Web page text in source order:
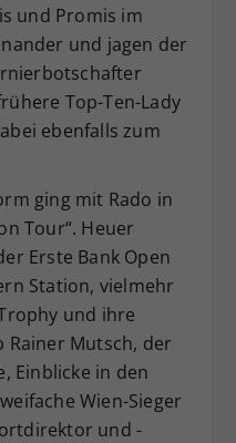
und Promis im
und jagen der
Top-Ten-Lady
ebenfalls zum
ging mit Rado in
Tour“. Heuer
Erste Bank Open
Station, vielmehr
und ihre
Rainer Mutsch, der
Einblicke in den
Wien-Sieger
und -